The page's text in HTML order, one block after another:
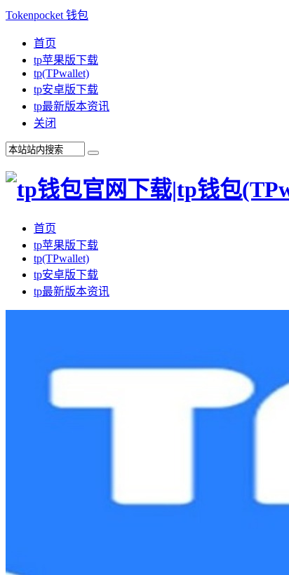
Tokenpocket 钱包
首页
tp苹果版下载
tp(TPwallet)
tp安卓版下载
tp最新版本资讯
关闭
首页
tp苹果版下载
tp(TPwallet)
tp安卓版下载
tp最新版本资讯